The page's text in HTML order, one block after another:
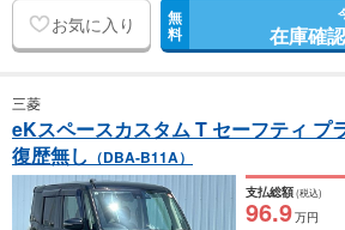
お気に入り 無
料 在庫確
三菱
eKスペースカスタム T セーフティ プ
復歴無し （DBA-B11A）
支払総額(税込)
96.9万円